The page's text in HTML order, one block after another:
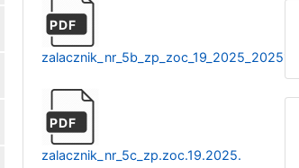
PDF
PDF
zalacznik_nr_5c_zp.zoc.19.2025.